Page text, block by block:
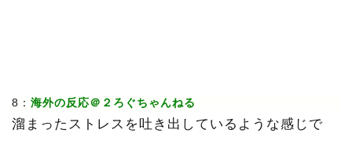
8： 海外の反応＠２ろぐちゃんねる
溜まったストレスを吐き出しているような感じで